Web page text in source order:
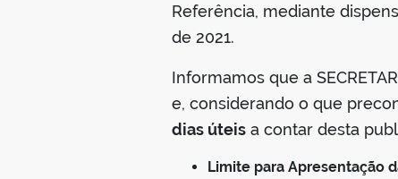
Referência, mediante
de 2021.
Informamos que a
e, considerando o que
dias úteis a contar desta
Limite para Apresentação